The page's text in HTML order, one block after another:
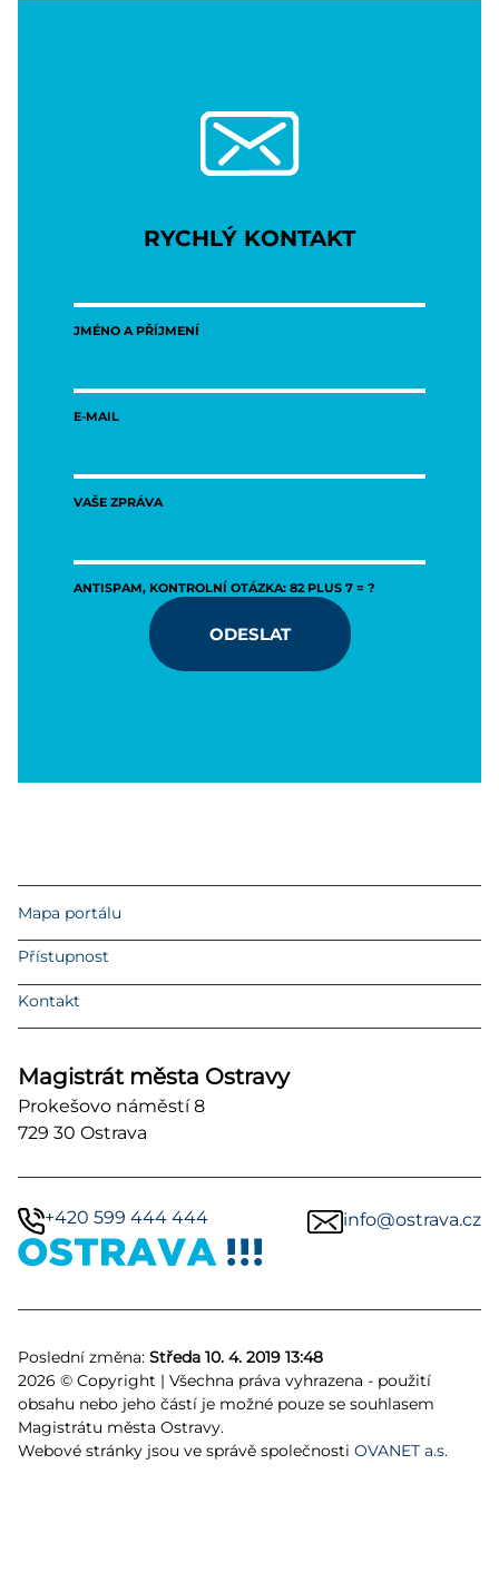
RYCHLÝ KONTAKT
JMÉNO A PŘÍJMENÍ
E-MAIL
VAŠE ZPRÁVA
ANTISPAM, KONTROLNÍ OTÁZKA: 82 PLUS 7 = ?
ODESLAT
Mapa portálu
Přístupnost
Kontakt
Magistrát města Ostravy
Prokešovo náměstí 8
729 30 Ostrava
+420 599 444 444 info@ostrava.cz
Poslední změna: Středa 10. 4. 2019 13:48
2026 © Copyright | Všechna práva vyhrazena - použití
obsahu nebo jeho částí je možné pouze se souhlasem
Magistrátu města Ostravy.
Webové stránky jsou ve správě společnosti OVANET a.s.